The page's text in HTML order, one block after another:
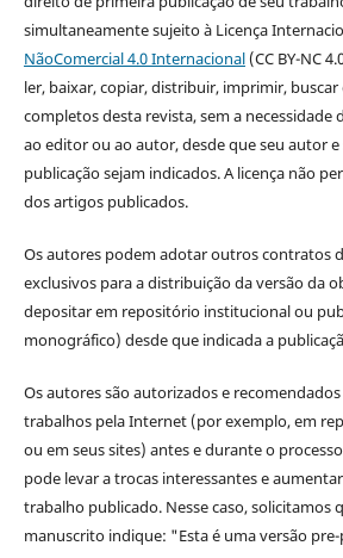
simultaneamente sujeito à Licença
NãoComercial 4.0 Internacional(CC BY-NC
ler, baixar, copiar, distribuir, imprimir,
completos desta revista, sem a necessidade
ao editor ou ao autor, desde que seu autor
publicação sejam indicados. A licença não
dos artigos publicados.
Os autores podem adotar outros contratos
exclusivos para a distribuição da versão da
depositar em repositório institucional ou
monográfico) desde que indicada a
Os autores são autorizados e
trabalhos pela Internet (por exemplo, em
ou em seus sites) antes e durante o
pode levar a trocas interessantes e
trabalho publicado. Nesse caso, solicitamos
manuscrito indique: "Esta é uma versão